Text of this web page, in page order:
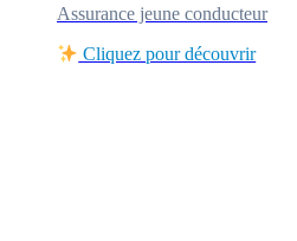
Assurance jeune conducteur
Cliquez pour découvrir